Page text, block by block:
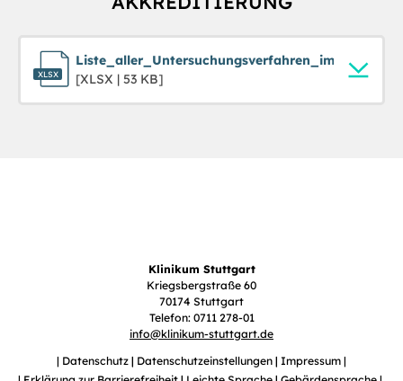
[XLSX | 53 KB]
Klinikum Stuttgart
Kriegsbergstraße 60
70174 Stuttgart
Telefon: 0711 278-01
info@klinikum-stuttgart.de
Datenschutz
Datenschutzeinstellungen
Impressum